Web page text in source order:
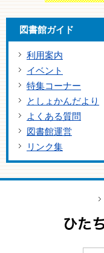
図書館ガイド
利用案内
イベント
特集コーナー
としょかんだより
よくある質問
図書館運営
リンク集